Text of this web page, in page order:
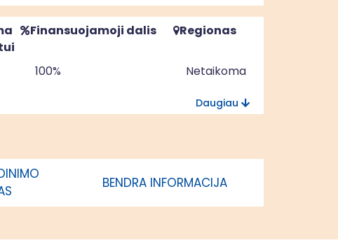
Finansuojamoji dalis Regionas
100% Netaikoma
Daugiau
BENDRA INFORMACIJA